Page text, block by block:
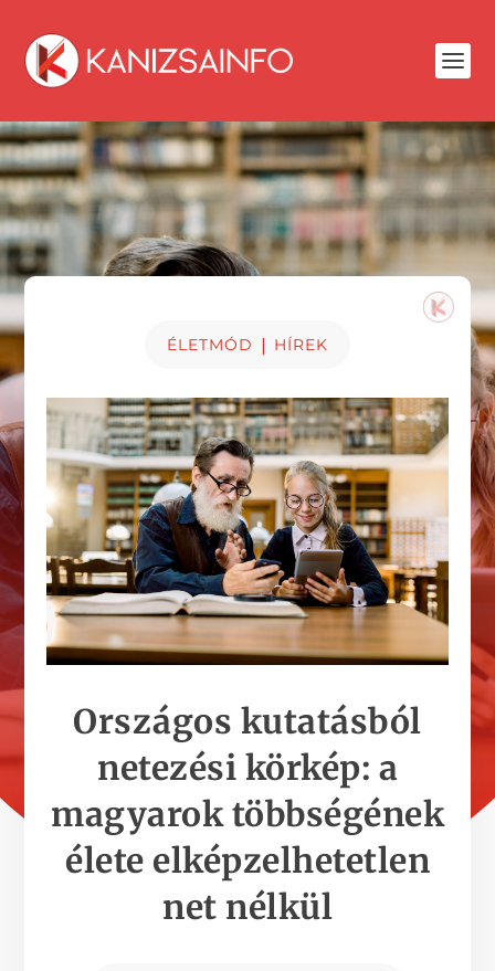
ÉLETMÓD | HÍREK
Országos kutatásból
netezési körkép: a
magyarok többségének
élete elképzelhetetlen
net nélkül